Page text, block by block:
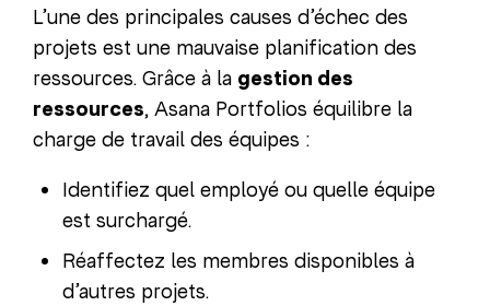
L’une des principales causes d’échec des
projets est une mauvaise planification des
ressources. Grâce à la gestion des
ressources, Asana Portfolios équilibre la
charge de travail des équipes :
Identifiez quel employé ou quelle équipe
est surchargé.
Réaffectez les membres disponibles à
d’autres projets.